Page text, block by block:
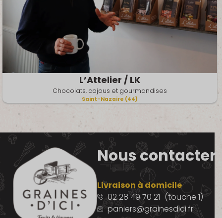
L’Attelier / LK
Chocolats, cajous et gourmandises
Saint-Nazaire (44)
Nous contacter
Livraison à domicile
02 28 49 70 21 (touche 1)
paniers@grainesdici.fr